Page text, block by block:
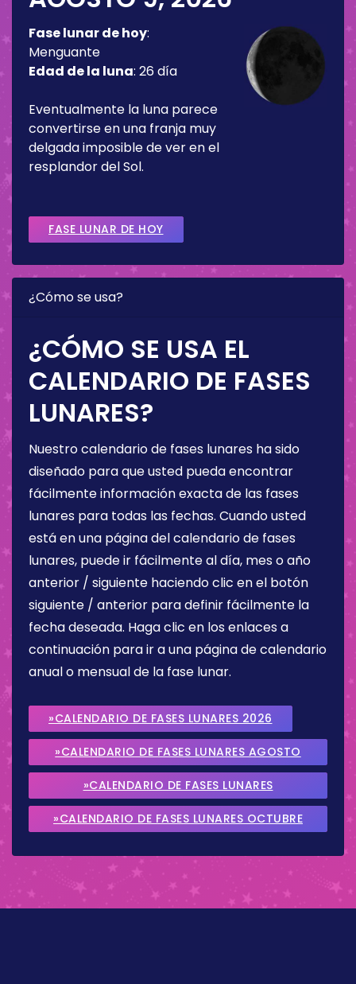
Fase lunar de hoy:
Menguante
Edad de la luna: 26 día
Eventualmente la luna parece
convertirse en una franja muy
delgada imposible de ver en el
resplandor del Sol.
FASE LUNAR DE HOY
¿Cómo se usa?
¿CÓMO SE USA EL
CALENDARIO DE FASES
LUNARES?
Nuestro calendario de fases lunares ha sido
diseñado para que usted pueda encontrar
fácilmente información exacta de las fases
lunares para todas las fechas. Cuando usted
está en una página del calendario de fases
lunares, puede ir fácilmente al día, mes o año
anterior / siguiente haciendo clic en el botón
siguiente / anterior para definir fácilmente la
fecha deseada. Haga clic en los enlaces a
continuación para ir a una página de calendario
anual o mensual de la fase lunar.
»CALENDARIO DE FASES LUNARES 2026
»CALENDARIO DE FASES LUNARES AGOSTO
2026
»CALENDARIO DE FASES LUNARES
SEPTIEMBRE 2026
»CALENDARIO DE FASES LUNARES OCTUBRE